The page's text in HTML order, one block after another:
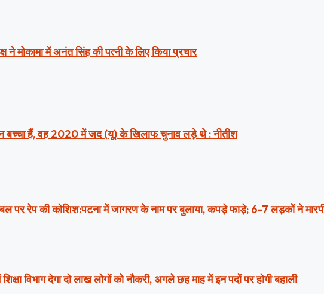
ने मोकामा में अनंत सिंह की पत्नी के लिए किया प्रचार
बच्चा हैं, वह 2020 में जद (यू) के खिलाफ चुनाव लड़े थे : नीतीश
पर रेप की कोशिश:पटना में जागरण के नाम पर बुलाया, कपड़े फाड़े; 6-7 लड़कों ने
विभाग देगा दो लाख लोगों को नौकरी, अगले छह माह में इन पदों पर होगी बहाली